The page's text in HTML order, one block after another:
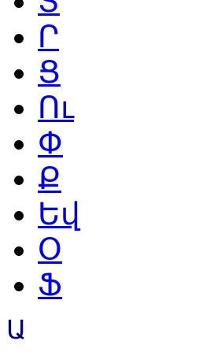
Ր
Ց
Ու
Փ
Ք
Եվ
Օ
Ֆ
Ա